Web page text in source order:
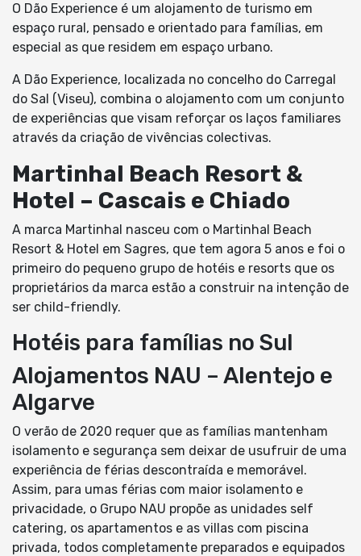
O Dão Experience é um alojamento de turismo em
espaço rural, pensado e orientado para famílias, em
especial as que residem em espaço urbano.
A Dão Experience, localizada no concelho do Carregal
do Sal (Viseu), combina o alojamento com um conjunto
de experiências que visam reforçar os laços familiares
através da criação de vivências colectivas.
Martinhal Beach Resort &
Hotel – Cascais e Chiado
A marca Martinhal nasceu com o Martinhal Beach
Resort & Hotel em Sagres, que tem agora 5 anos e foi o
primeiro do pequeno grupo de hotéis e resorts que os
proprietários da marca estão a construir na intenção de
ser child-friendly.
Hotéis para famílias no Sul
Alojamentos NAU – Alentejo e
Algarve
O verão de 2020 requer que as famílias mantenham
isolamento e segurança sem deixar de usufruir de uma
experiência de férias descontraída e memorável.
Assim, para umas férias com maior isolamento e
privacidade, o Grupo NAU propõe as unidades self
catering, os apartamentos e as villas com piscina
privada, todos completamente preparados e equipados